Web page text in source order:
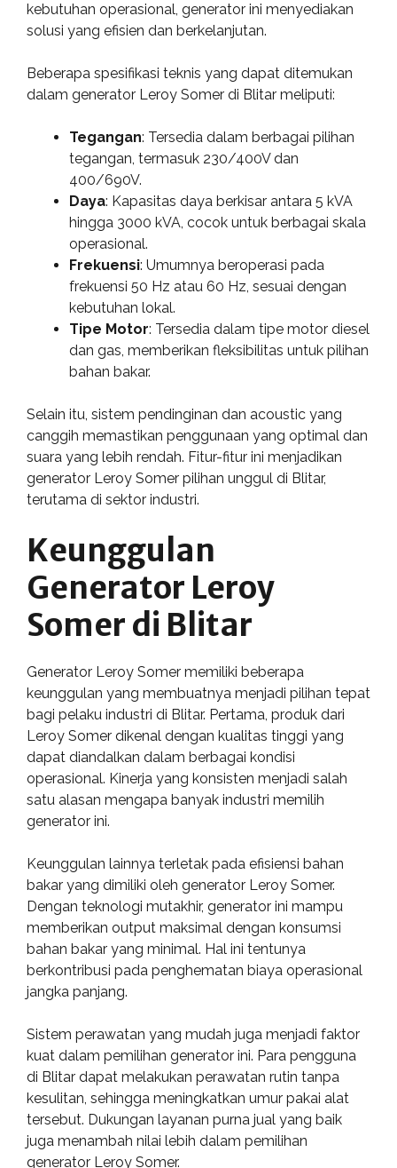
kebutuhan operasional, generator ini menyediakan
solusi yang efisien dan berkelanjutan.
Beberapa spesifikasi teknis yang dapat ditemukan
dalam generator Leroy Somer di Blitar meliputi:
Tegangan: Tersedia dalam berbagai pilihan
tegangan, termasuk 230/400V dan
400/690V.
Daya: Kapasitas daya berkisar antara 5 kVA
hingga 3000 kVA, cocok untuk berbagai skala
operasional.
Frekuensi: Umumnya beroperasi pada
frekuensi 50 Hz atau 60 Hz, sesuai dengan
kebutuhan lokal.
Tipe Motor: Tersedia dalam tipe motor diesel
dan gas, memberikan fleksibilitas untuk pilihan
bahan bakar.
Selain itu, sistem pendinginan dan acoustic yang
canggih memastikan penggunaan yang optimal dan
suara yang lebih rendah. Fitur-fitur ini menjadikan
generator Leroy Somer pilihan unggul di Blitar,
terutama di sektor industri.
Keunggulan
Generator Leroy
Somer di Blitar
Generator Leroy Somer memiliki beberapa
keunggulan yang membuatnya menjadi pilihan tepat
bagi pelaku industri di Blitar. Pertama, produk dari
Leroy Somer dikenal dengan kualitas tinggi yang
dapat diandalkan dalam berbagai kondisi
operasional. Kinerja yang konsisten menjadi salah
satu alasan mengapa banyak industri memilih
generator ini.
Keunggulan lainnya terletak pada efisiensi bahan
bakar yang dimiliki oleh generator Leroy Somer.
Dengan teknologi mutakhir, generator ini mampu
memberikan output maksimal dengan konsumsi
bahan bakar yang minimal. Hal ini tentunya
berkontribusi pada penghematan biaya operasional
jangka panjang.
Sistem perawatan yang mudah juga menjadi faktor
kuat dalam pemilihan generator ini. Para pengguna
di Blitar dapat melakukan perawatan rutin tanpa
kesulitan, sehingga meningkatkan umur pakai alat
tersebut. Dukungan layanan purna jual yang baik
juga menambah nilai lebih dalam pemilihan
generator Leroy Somer.